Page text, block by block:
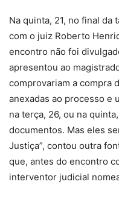
Na quinta, 21, no final da
com o juiz Roberto
encontro não foi
apresentou ao
comprovariam a compra
anexadas ao processo e
na terça, 26, ou na
documentos. Mas eles
Justiça”, contou outra
que, antes do encontro
interventor judicial